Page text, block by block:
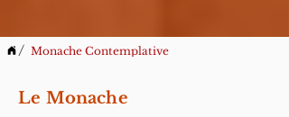
/ Monache Contemplative
Le Monache